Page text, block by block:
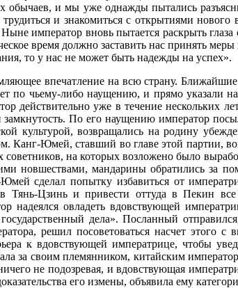
и мы уже однажды пытались
и знакомиться с открытиями
император вновь пытается раскрыть
время должно заставить нас принять
то у нас не может быть надежды на успех».
впечатление на всю страну.
по чьему-либо наущению, и прямо указали
действительно уже в течение нескольких
замкнутость. По его наущению император
культурой, возвращались на родину
Канг-Юмей, ставший во главе этой партии,
советников, на которых возложено было
новшествами, мандарины обратились за
сделал попытку избавиться от
Тянь-Цзинь и привести оттуда в Пекин
надеялся овладеть вдовствующей
дела». Посланный
решил посоветоваться насчет этого
к вдовствующей императрице, чтобы
за своим племянником, китайским
не подозревая, и вдовствующая
его измены, объявила ему